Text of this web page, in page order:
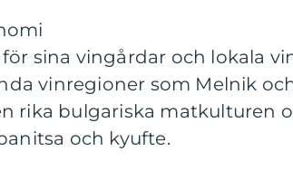
sina vingårdar och lokala
vinregioner som Melnik och
rika bulgariska matkulturen
och kyufte.